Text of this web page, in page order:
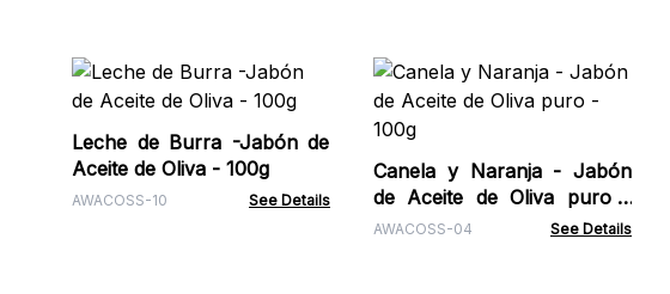
Leche de Burra -Jabón de
Aceite de Oliva - 100g
AWACOSS-10 See Details
Canela y Naranja - Jabón
de Aceite de Oliva puro -
100g
AWACOSS-04 See Details